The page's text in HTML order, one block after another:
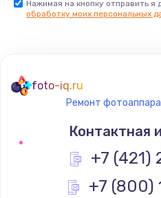
Нажимая на кнопку отправить я
обработку моих персональных
foto-iq.ru
Ремонт
Контактная
+7
+7 (800)